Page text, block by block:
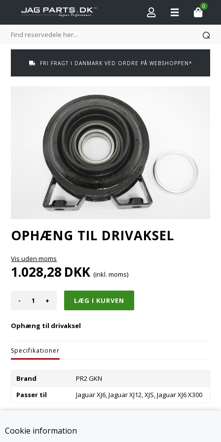
Cookie information
0
FRI FRAGT I DANMARK VED ORDRE PÅ WEBSHOPPEN*
OPHÆNG TIL DRIVAKSEL
Vis uden moms
1.028,28 DKK (inkl. moms)
- +
Ophæng til drivaksel
Specifikationer
Brand
PR2 GKN
Passer til
Jaguar XJ6, Jaguar XJ12, XJS, Jaguar XJ6 X300